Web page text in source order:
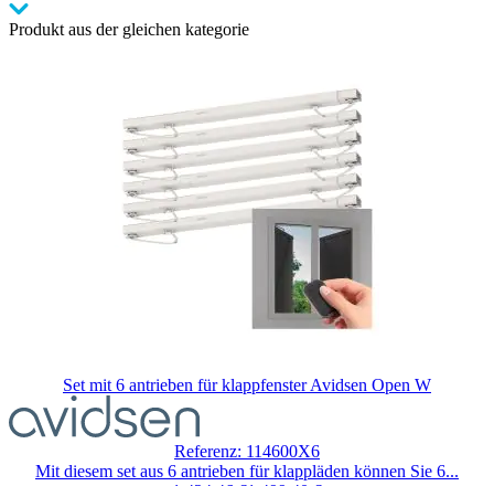
Produkt aus der gleichen kategorie
Set mit 6 antrieben für klappfenster Avidsen Open W
hängt
von
Referenz: 114600X6
Mit diesem set aus 6 antrieben für klappläden können Sie 6...